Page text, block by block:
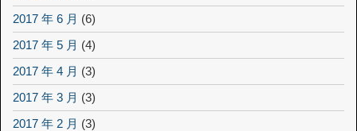
2017 年 6 月 (6)
2017 年 5 月 (4)
2017 年 4 月 (3)
2017 年 3 月 (3)
2017 年 2 月 (3)